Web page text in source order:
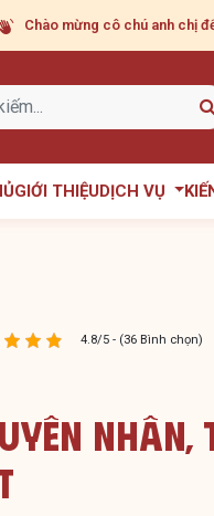
Chào mừng cô chú anh chị
GIỚI THIỆUDỊCH VỤ
4.8/5 - (36 Bình chọn)
Nhân,